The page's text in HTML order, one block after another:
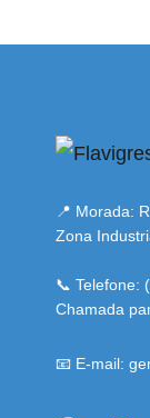
📍 Morada:
Zona
📞 Telefone:
Chamada
📧 E-mail: